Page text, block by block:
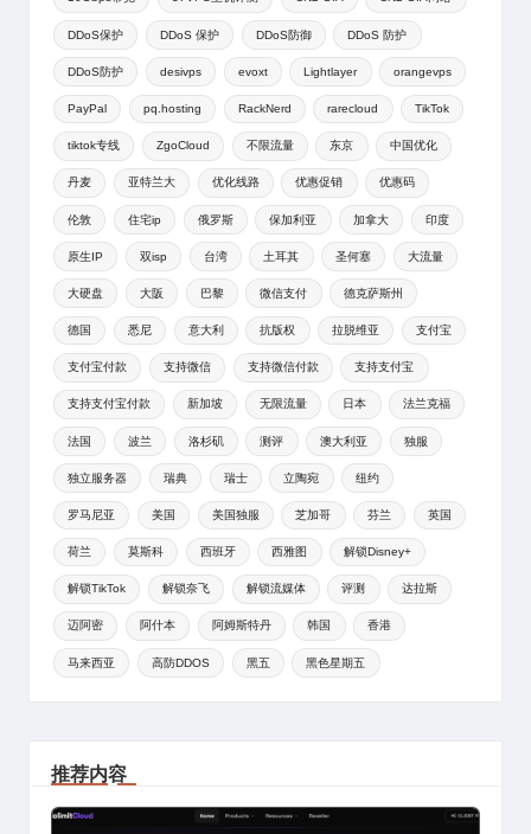
DDoS保护 DDoS 保护 DDoS防御 DDoS 防护
DDoS防护 desivps evoxt Lightlayer orangevps
PayPal pq.hosting RackNerd rarecloud TikTok
tiktok专线 ZgoCloud 不限流量 东京 中国优化
丹麦 亚特兰大 优化线路 优惠促销 优惠码
伦敦 住宅ip 俄罗斯 保加利亚 加拿大 印度
原生IP 双isp 台湾 土耳其 圣何塞 大流量
大硬盘 大阪 巴黎 微信支付 德克萨斯州
德国 悉尼 意大利 抗版权 拉脱维亚 支付宝
支付宝付款 支持微信 支持微信付款 支持支付宝
支持支付宝付款 新加坡 无限流量 日本 法兰克福
法国 波兰 洛杉矶 测评 澳大利亚 独服
独立服务器 瑞典 瑞士 立陶宛 纽约
罗马尼亚 美国 美国独服 芝加哥 芬兰 英国
荷兰 莫斯科 西班牙 西雅图 解锁Disney+
解锁TikTok 解锁奈飞 解锁流媒体 评测 达拉斯
迈阿密 阿什本 阿姆斯特丹 韩国 香港
马来西亚 高防DDOS 黑五 黑色星期五
推荐内容